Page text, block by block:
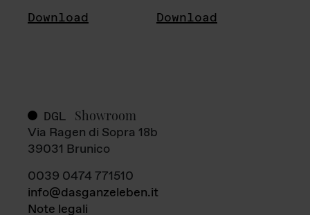
Download Download
DGL Showroom
Via Ragen di Sopra 18b
39031 Brunico
0039 0474 771510
info@dasganzeleben.it
Note legali